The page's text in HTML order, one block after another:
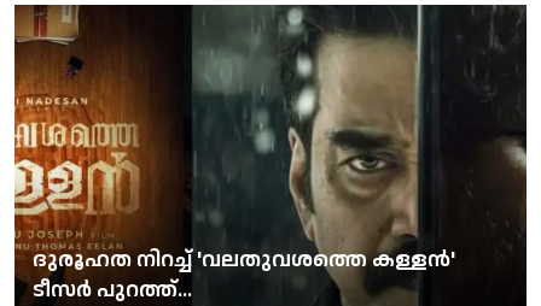
ദുരൂഹത നിറച്ച് 'വലതുവശത്തെ കള്ളന്‍'
ടീസര്‍ പുറത്ത്...